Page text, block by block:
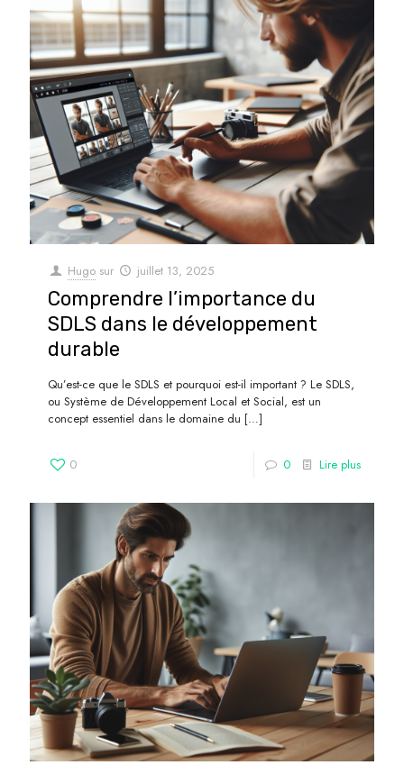
Hugo sur juillet 13, 2025
Comprendre l’importance du
SDLS dans le développement
durable
Qu’est-ce que le SDLS et pourquoi est-il important ? Le SDLS,
ou Système de Développement Local et Social, est un
concept essentiel dans le domaine du […]
0 0 Lire plus